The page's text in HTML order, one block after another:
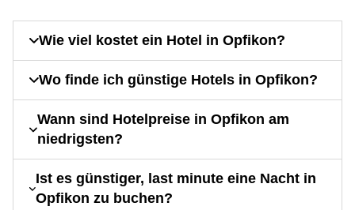
Wie viel kostet ein Hotel in Opfikon?
Wo finde ich günstige Hotels in Opfikon?
Wann sind Hotelpreise in Opfikon am
niedrigsten?
Ist es günstiger, last minute eine Nacht in
Opfikon zu buchen?